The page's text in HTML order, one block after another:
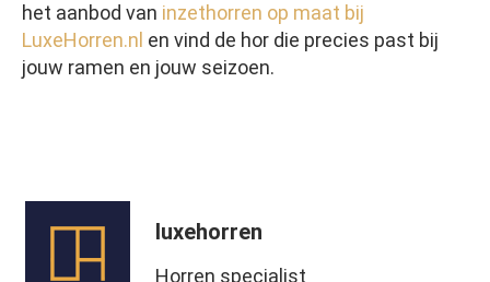
het aanbod van inzethorren op maat bij
LuxeHorren.nl en vind de hor die precies past bij
jouw ramen en jouw seizoen.
luxehorren
Horren specialist